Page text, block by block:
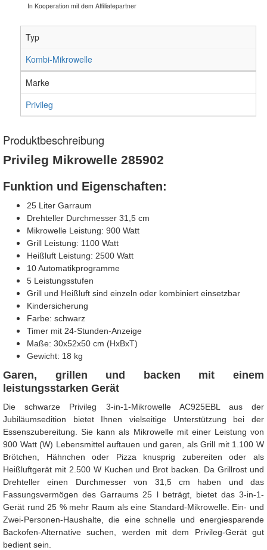
In Kooperation mit dem Affiliatepartner
Typ
Kombi-Mikrowelle
Marke
Privileg
Produktbeschreibung
Privileg Mikrowelle 285902
Funktion und Eigenschaften:
25 Liter Garraum
Drehteller Durchmesser 31,5 cm
Mikrowelle Leistung: 900 Watt
Grill Leistung: 1100 Watt
Heißluft Leistung: 2500 Watt
10 Automatikprogramme
5 Leistungsstufen
Grill und Heißluft sind einzeln oder kombiniert einsetzbar
Kindersicherung
Farbe: schwarz
Timer mit 24-Stunden-Anzeige
Maße: 30x52x50 cm (HxBxT)
Gewicht: 18 kg
Garen, grillen und backen mit einem
leistungsstarken Gerät
Die schwarze Privileg 3-in-1-Mikrowelle AC925EBL aus der
Jubiläumsedition bietet Ihnen vielseitige Unterstützung bei der
Essenszubereitung. Sie kann als Mikrowelle mit einer Leistung von
900 Watt (W) Lebensmittel auftauen und garen, als Grill mit 1.100 W
Brötchen, Hähnchen oder Pizza knusprig zubereiten oder als
Heißluftgerät mit 2.500 W Kuchen und Brot backen. Da Grillrost und
Drehteller einen Durchmesser von 31,5 cm haben und das
Fassungsvermögen des Garraums 25 l beträgt, bietet das 3-in-1-
Gerät rund 25 % mehr Raum als eine Standard-Mikrowelle. Ein- und
Zwei-Personen-Haushalte, die eine schnelle und energiesparende
Backofen-Alternative suchen, werden mit dem Privileg-Gerät gut
bedient sein.